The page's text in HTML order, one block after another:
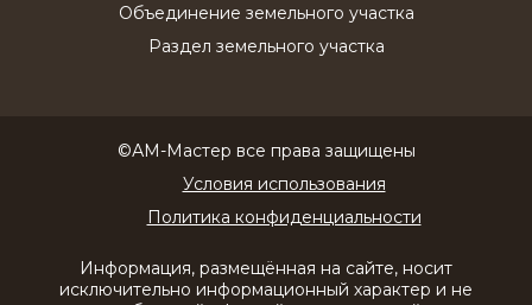
Объединение земельного участка
Раздел земельного участка
©АМ-Мастер все права защищены
Условия использования
Политика конфиденциальности
Информация, размещённая на сайте, носит
исключительно информационный характер и не